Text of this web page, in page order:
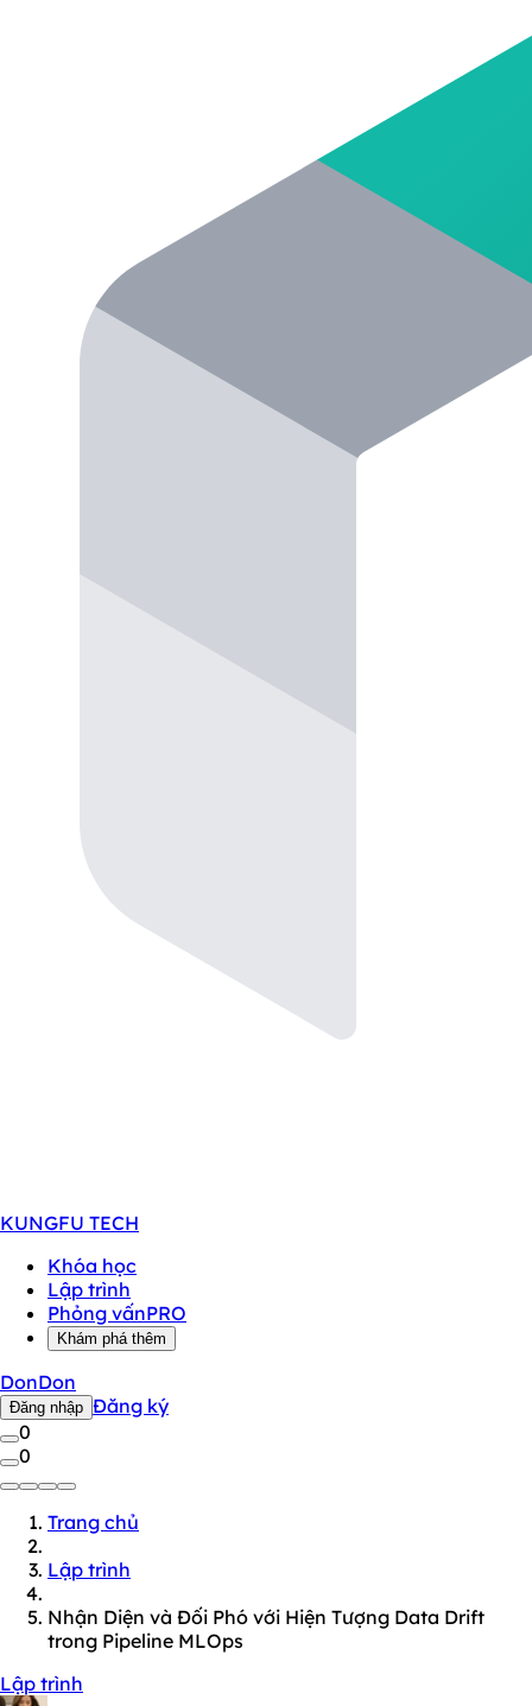
KUNGFU TECH
Khóa học
Lập trình
Phỏng vấnPRO
Khám phá thêm
DonDon
Đăng nhập Đăng ký
0
0
Trang chủ
Lập trình
Nhận Diện và Đối Phó với Hiện Tượng Data Drift
trong Pipeline MLOps
Lập trình